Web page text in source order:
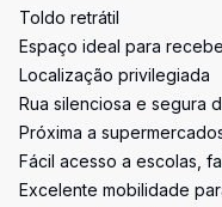
Toldo retrátil
Espaço ideal para
Localização privilegiada
Rua silenciosa e segura
Próxima a
Fácil acesso a escolas,
Excelente mobilidade